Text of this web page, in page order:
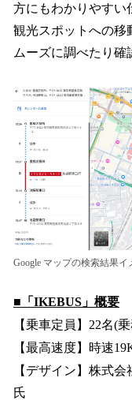
方にもわかりやすい
観光スポットへの移
ムーズに調べたり確
Google マップの検索結果イ
■「IKEBUS」概要
【乗車定員】22名(
【最高速度】時速
【デザイン】株式
氏